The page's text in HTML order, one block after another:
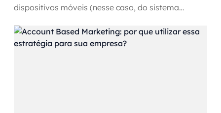
dispositivos móveis (nesse caso, do sistema